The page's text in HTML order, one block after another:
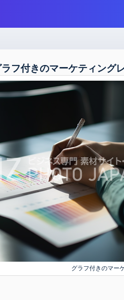
フ付きのマーケティング
グラフ付きのマー